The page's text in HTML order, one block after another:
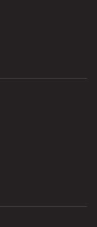
na zhromažďovanie a
webu,
sociálnych médií